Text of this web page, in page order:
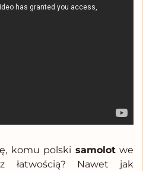
komu polski samolotwe
łatwością? Nawet jak